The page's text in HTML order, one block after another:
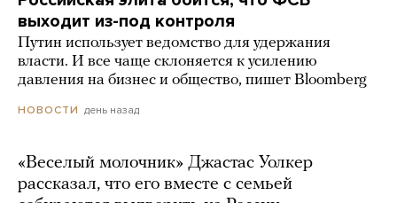
выходит из-под контроля
Путин использует ведомство для удержания
власти. И все чаще склоняется к усилению
давления на бизнес и общество, пишет Bloomberg
НОВОСТИ день назад
«Веселый молочник» Джастас Уолкер
рассказал, что его вместе с семьей